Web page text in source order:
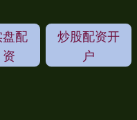
配
资
炒股配资开
户